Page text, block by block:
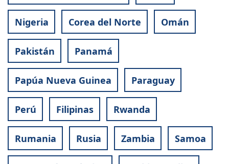
Nigeria Corea del Norte Omán
Pakistán Panamá
Papúa Nueva Guinea Paraguay
Perú Filipinas Rwanda
Rumania Rusia Zambia Samoa